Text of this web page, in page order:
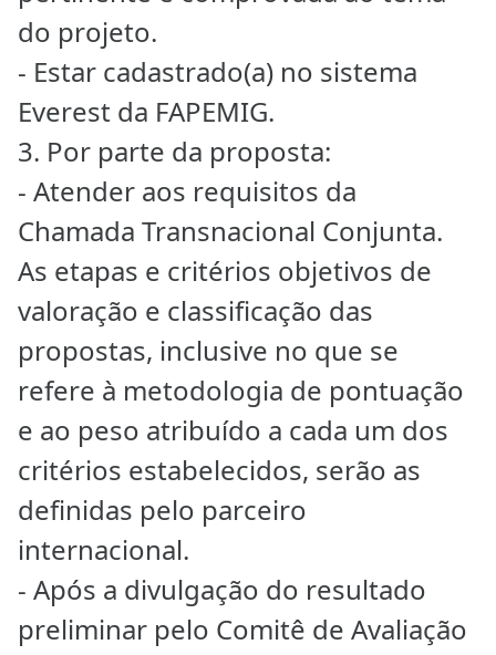
do projeto.
- Estar cadastrado(a) no sistema
Everest da FAPEMIG.
3. Por parte da proposta:
- Atender aos requisitos da
Chamada Transnacional Conjunta.
As etapas e critérios objetivos de
valoração e classificação das
propostas, inclusive no que se
refere à metodologia de pontuação
e ao peso atribuído a cada um dos
critérios estabelecidos, serão as
definidas pelo parceiro
internacional.
- Após a divulgação do resultado
preliminar pelo Comitê de Avaliação